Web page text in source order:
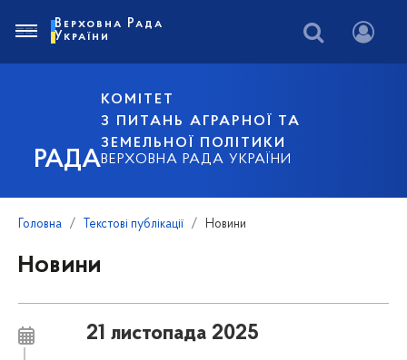
РАДА
КОМІТЕТ
З ПИТАНЬ АГРАРНОЇ ТА
ЗЕМЕЛЬНОЇ ПОЛІТИКИ
ВЕРХОВНА РАДА УКРАЇНИ
Верховна Рада
України
Головна Текстові публікації Новини
Новини
21 листопада 2025